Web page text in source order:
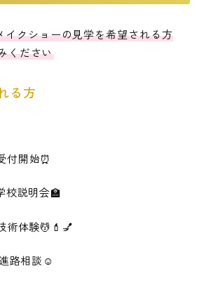
クショーの見学を希望される方
ください
る方
始⏰
説明会🏫
体験💆💄💅
路相談☺